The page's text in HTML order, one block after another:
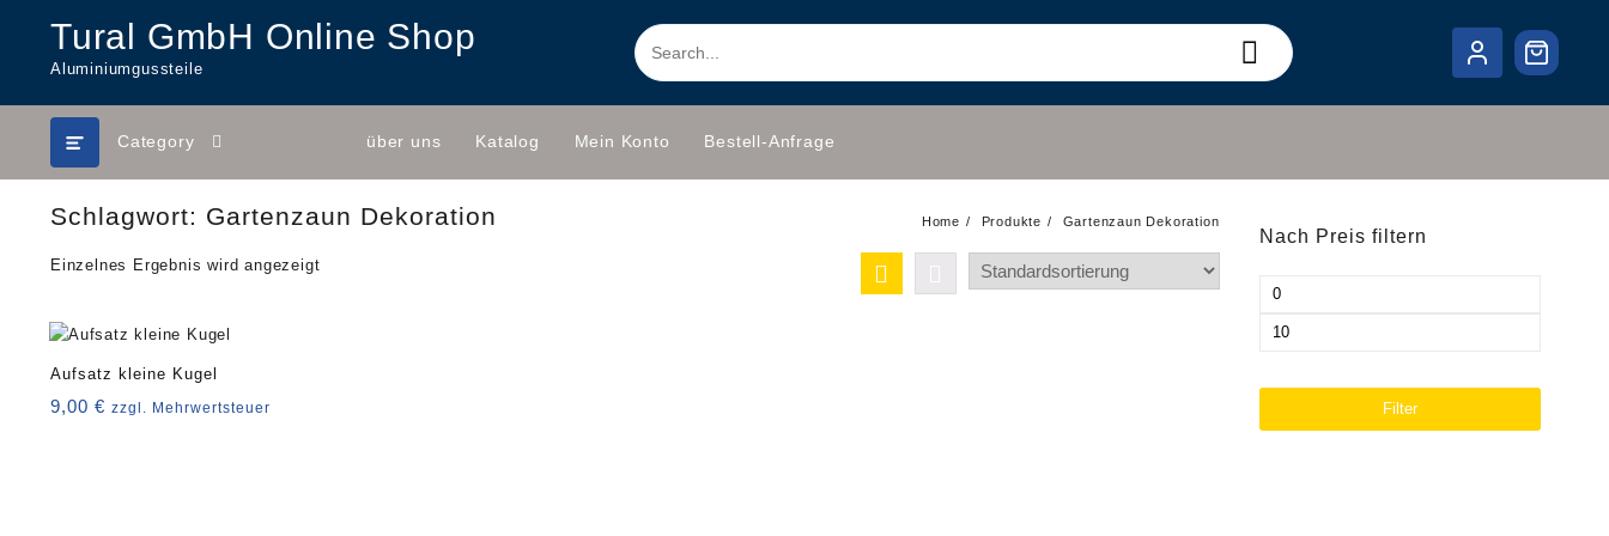
content
Tural GmbH Online Shop
Aluminiumgussteile
Category über uns Katalog Mein Konto Bestell-Anfrage
Schlagwort: Gartenzaun Dekoration Home Produkte Gartenzaun Dekoration
Einzelnes Ergebnis wird angezeigt
Aufsatz kleine Kugel
9,00 € zzgl. Mehrwertsteuer
Nach Preis filtern
Min.
Max.
Filter